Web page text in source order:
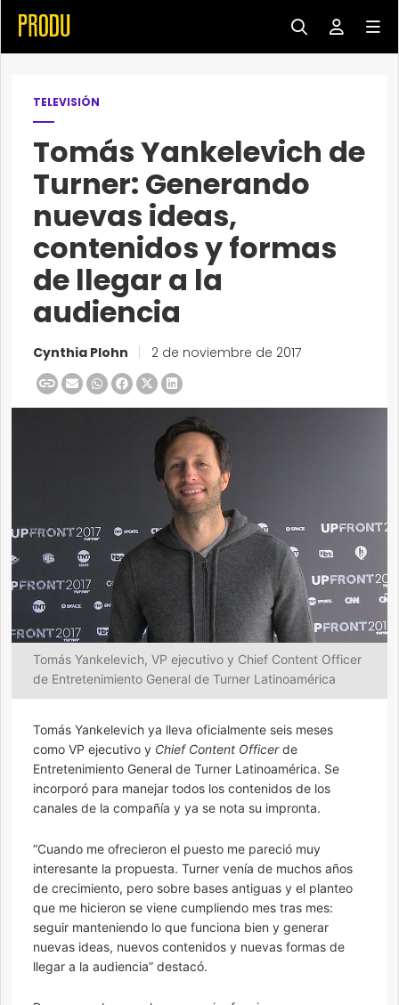
TELEVISIÓN
Tomás Yankelevich de
Turner: Generando
nuevas ideas,
contenidos y formas
de llegar a la
audiencia
Cynthia Plohn 2 de noviembre de 2017
Tomás Yankelevich, VP ejecutivo y Chief Content Officer
de Entretenimiento General de Turner Latinoamérica
Tomás Yankelevich ya lleva oficialmente seis meses
como VP ejecutivo y Chief Content Officerde
Entretenimiento General de Turner Latinoamérica. Se
incorporó para manejar todos los contenidos de los
canales de la compañía y ya se nota su impronta.
“Cuando me ofrecieron el puesto me pareció muy
interesante la propuesta. Turner venía de muchos años
de crecimiento, pero sobre bases antiguas y el planteo
que me hicieron se viene cumpliendo mes tras mes:
seguir manteniendo lo que funciona bien y generar
nuevas ideas, nuevos contenidos y nuevas formas de
llegar a la audiencia” destacó.